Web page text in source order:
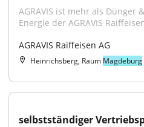
AGRAVIS ist mehr als Dünger
Energie der AGRAVIS
AGRAVIS Raiffeisen AG
Heinrichsberg, Raum Magdeburg
selbstständiger